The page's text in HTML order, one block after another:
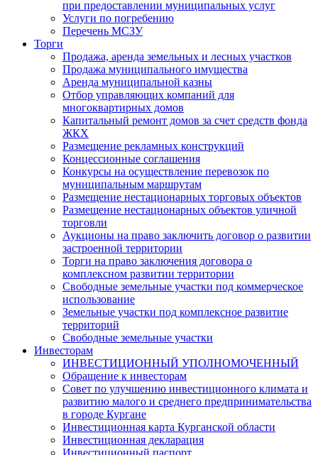
при предоставлении муниципальных услуг
Услуги по погребению
Перечень МСЗУ
Торги
Продажа, аренда земельных и лесных участков
Продажа муниципального имущества
Аренда муниципальной казны
Отбор управляющих компаний для
многоквартирных домов
Капитальный ремонт домов за счет средств фонда
ЖКХ
Размещение рекламных конструкций
Концессионные соглашения
Конкурсы на осуществление перевозок по
муниципальным маршрутам
Размещение нестационарных торговых объектов
Размещение нестационарных объектов уличной
торговли
Аукционы на право заключить договор о развитии
застроенной территории
Торги на право заключения договора о
комплексном развитии территории
Свободные земельные участки под коммерческое
использование
Земельные участки под комплексное развитие
территорий
Свободные земельные участки
Инвесторам
ИНВЕСТИЦИОННЫЙ УПОЛНОМОЧЕННЫЙ
Обращение к инвесторам
Совет по улучшению инвестиционного климата и
развитию малого и среднего предпринимательства
в городе Кургане
Инвестиционная карта Курганской области
Инвестиционная декларация
Инвестиционный паспорт